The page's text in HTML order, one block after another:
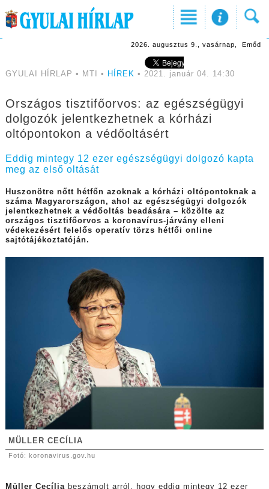
2026. augusztus 9., vasárnap, Emőd
GYULAI HÍRLAP • MTI • HÍREK • 2021. január 04. 14:30
Országos tisztifőorvos: az egészségügyi
dolgozók jelentkezhetnek a kórházi
oltópontokon a védőoltásért
Eddig mintegy 12 ezer egészségügyi dolgozó kapta
meg az első oltását
Huszonötre nőtt hétfőn azoknak a kórházi oltópontoknak a
száma Magyarországon, ahol az egészségügyi dolgozók
jelentkezhetnek a védőoltás beadására – közölte az
országos tisztifőorvos a koronavírus-járvány elleni
védekezésért felelős operatív törzs hétfői online
sajtótájékoztatóján.
MÜLLER CECÍLIA
Fotó: koronavirus.gov.hu
Müller Cecília beszámolt arról, hogy eddig mintegy 12 ezer